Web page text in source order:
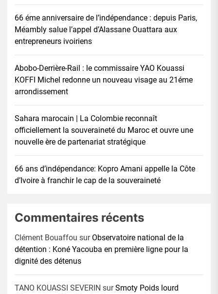
66 éme anniversaire de l’indépendance : depuis Paris,
Méambly salue l’appel d’Alassane Ouattara aux
entrepreneurs ivoiriens
Abobo-Derrière-Rail : le commissaire YAO Kouassi
KOFFI Michel redonne un nouveau visage au 21éme
arrondissement
Sahara marocain | La Colombie reconnaît
officiellement la souveraineté du Maroc et ouvre une
nouvelle ère de partenariat stratégique
66 ans d’indépendance: Kopro Amani appelle la Côte
d’Ivoire à franchir le cap de la souveraineté
Commentaires récents
Clément Bouaffou sur Observatoire national de la
détention : Koné Yacouba en première ligne pour la
dignité des détenus
TANO KOUASSI SEVERIN surSmoty Poids lourd